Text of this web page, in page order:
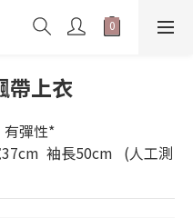
帶上衣
彈性*
袖長50cm   (人工測